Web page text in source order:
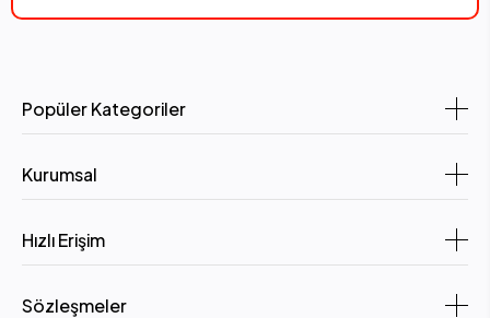
Popüler Kategoriler
Kurumsal
Hızlı Erişim
Sözleşmeler